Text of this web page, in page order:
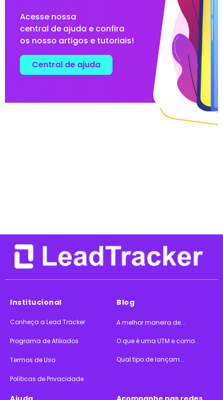
Acesse nossa
central de ajuda e confira
os nosso artigos e tutoriais!
Central de ajuda
Institucional
Conheça a Lead Tracker
Programa de Afiliados
Termos de Uso
Políticas de Privacidade
Blog
A melhor maneira de...
O que é uma UTM e como...
Qual tipo de lançam...